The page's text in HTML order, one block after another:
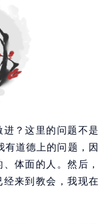
？这里的问题不是
有道德上的问题，因
体面的人。然后，
来到教会，我现在